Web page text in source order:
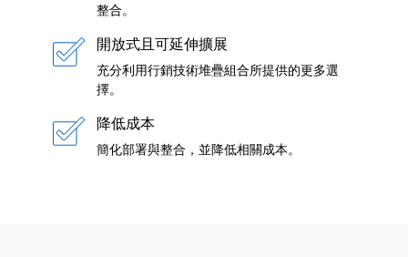
整合。
開放式且可延伸擴展
充分利用行銷技術堆疊組合所提供的更多選
擇。
降低成本
簡化部署與整合，並降低相關成本。